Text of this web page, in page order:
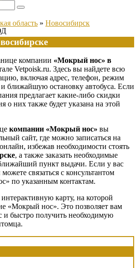
область » Новосибирск
компании «Мокрый нос» в
Vetpoisk.ru. Здесь вы найдете всю
включая адрес, телефон, режим
и ближайшую остановку автобуса. Если
предлагает какие-либо скидки
о них также будет указана на этой
компании «Мокрый нос» вы
сайт, где можно записаться на
избежав необходимости стоять
, а также заказать необходимые
пункт выдачи. Если у вас
связаться с консультантом
по указанным контактам.
карту, на которой
«Мокрый нос». Это позволяет вам
и быстро получить необходимую